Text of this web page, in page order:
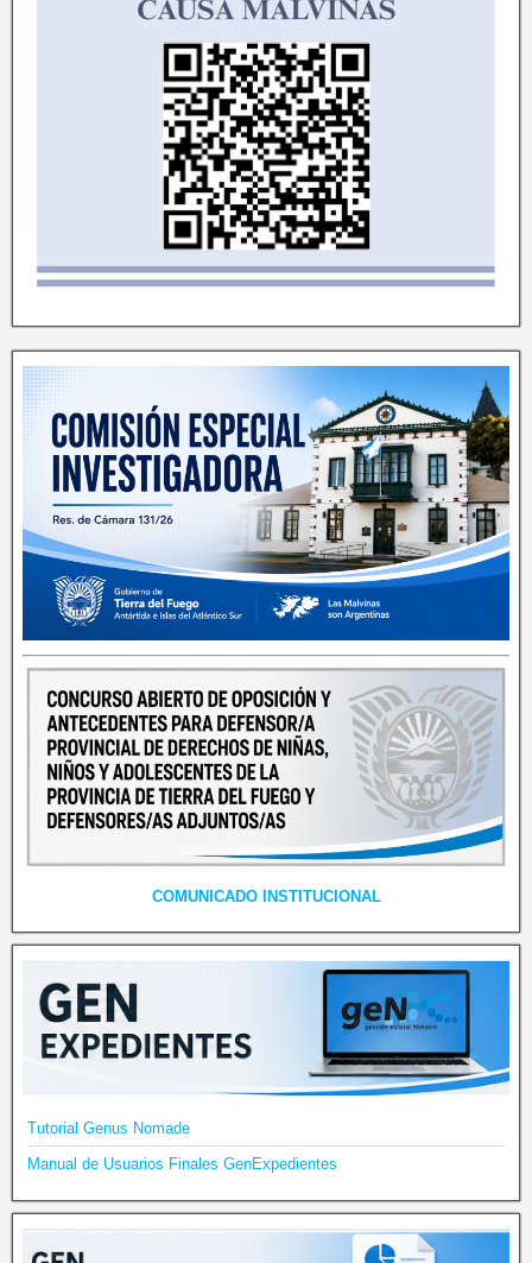
COMUNICADO INSTITUCIONAL
Tutorial Genus Nomade
Manual de Usuarios Finales GenExpedientes